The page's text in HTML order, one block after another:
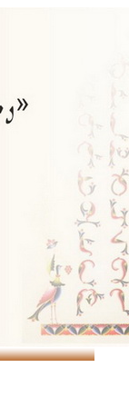
ա-ֆ